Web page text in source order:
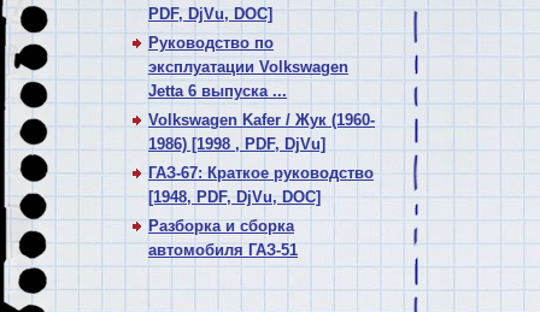
PDF, DjVu, DOC]
Руководство по
эксплуатации Volkswagen
Jetta 6 выпуска ...
Volkswagen Kafer / Жук (1960-
1986) [1998 , PDF, DjVu]
ГАЗ-67: Краткое руководство
[1948, PDF, DjVu, DOC]
Разборка и сборка
автомобиля ГАЗ-51